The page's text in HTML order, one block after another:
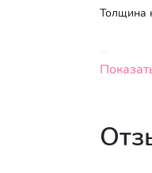
Толщина